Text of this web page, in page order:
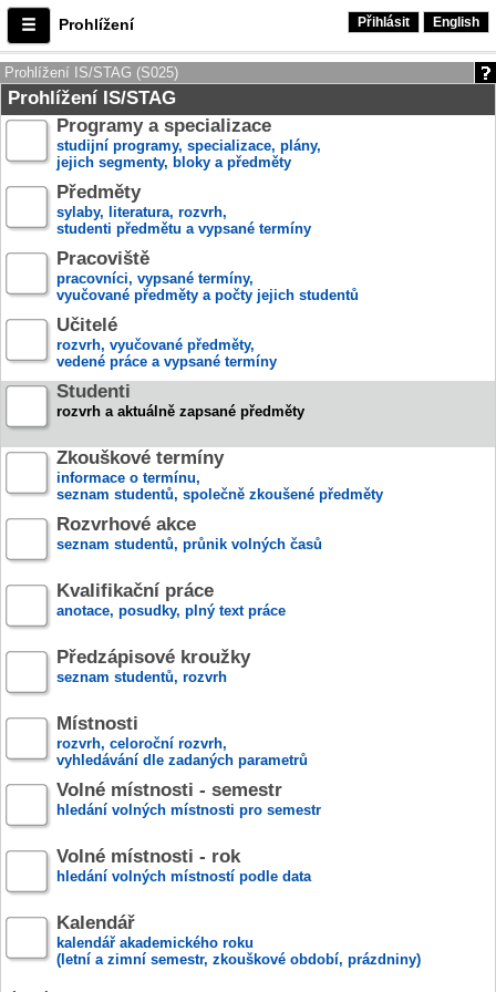
Prohlížení Přihlásit English
Prohlížení IS/STAG (S025)
Prohlížení IS/STAG
Programy a specializace
studijní programy, specializace, plány,
jejich segmenty, bloky a předměty
Předměty
sylaby, literatura, rozvrh,
studenti předmětu a vypsané termíny
Pracoviště
pracovníci, vypsané termíny,
vyučované předměty a počty jejich studentů
Učitelé
rozvrh, vyučované předměty,
vedené práce a vypsané termíny
Studenti
rozvrh a aktuálně zapsané předměty
Zkouškové termíny
informace o termínu,
seznam studentů, společně zkoušené předměty
Rozvrhové akce
seznam studentů, průnik volných časů
Kvalifikační práce
anotace, posudky, plný text práce
Předzápisové kroužky
seznam studentů, rozvrh
Místnosti
rozvrh, celoroční rozvrh,
vyhledávání dle zadaných parametrů
Volné místnosti - semestr
hledání volných místnosti pro semestr
Volné místnosti - rok
hledání volných místností podle data
Kalendář
kalendář akademického roku
(letní a zimní semestr, zkouškové období, prázdniny)